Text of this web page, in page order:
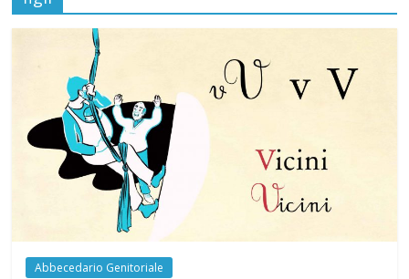
È
UN
FUMETTO
Abbecedario Genitoriale